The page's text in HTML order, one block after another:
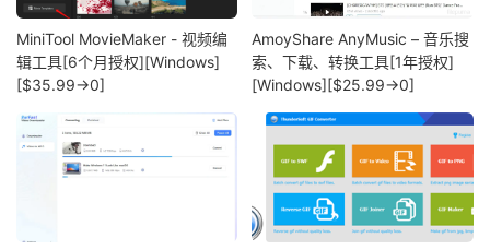
MiniTool MovieMaker - 视频编
辑工具[6个月授权][Windows]
[$35.99→0]
AmoyShare AnyMusic – 音乐搜
索、下载、转换工具[1年授权]
[Windows][$25.99→0]